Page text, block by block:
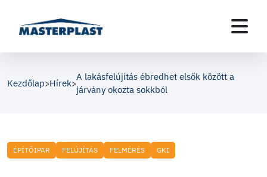
Kezdőlap>Hírek>
A lakásfelújítás ébredhet elsők között a
járvány okozta sokkból
ÉPÍTŐIPAR FELÚJÍTÁS FELMÉRÉS GKI